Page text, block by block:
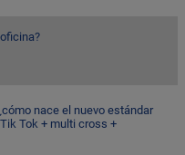
nace el nuevo estándar
Tok + multi cross +